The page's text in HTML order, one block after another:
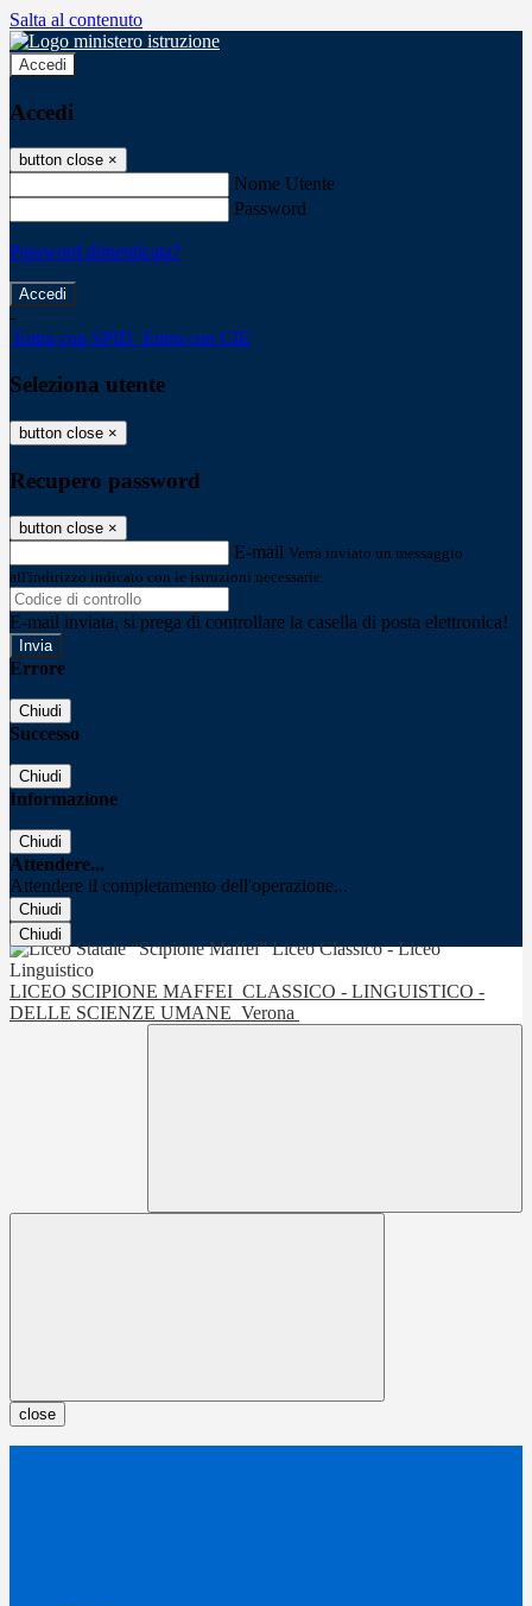
Salta al contenuto
Accedi
Accedi
button close ×
Nome Utente
Password
Password dimenticata?
-
Entra con SPID Entra con CIE
Seleziona utente
button close ×
Recupero password
button close ×
E-mail Verrà inviato un messaggio
all'indirizzo indicato con le istruzioni necessarie.
E-mail inviata, si prega di controllare la casella di posta elettronica!
Errore
Chiudi
Successo
Chiudi
Informazione
Chiudi
Attendere...
Attendere il completamento dell'operazione...
Chiudi
Chiudi
LICEO SCIPIONE MAFFEI CLASSICO - LINGUISTICO -
DELLE SCIENZE UMANE Verona
close